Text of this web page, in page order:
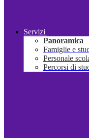
Servizi
Panoramica
Famiglie e
Personale
Percorsi di